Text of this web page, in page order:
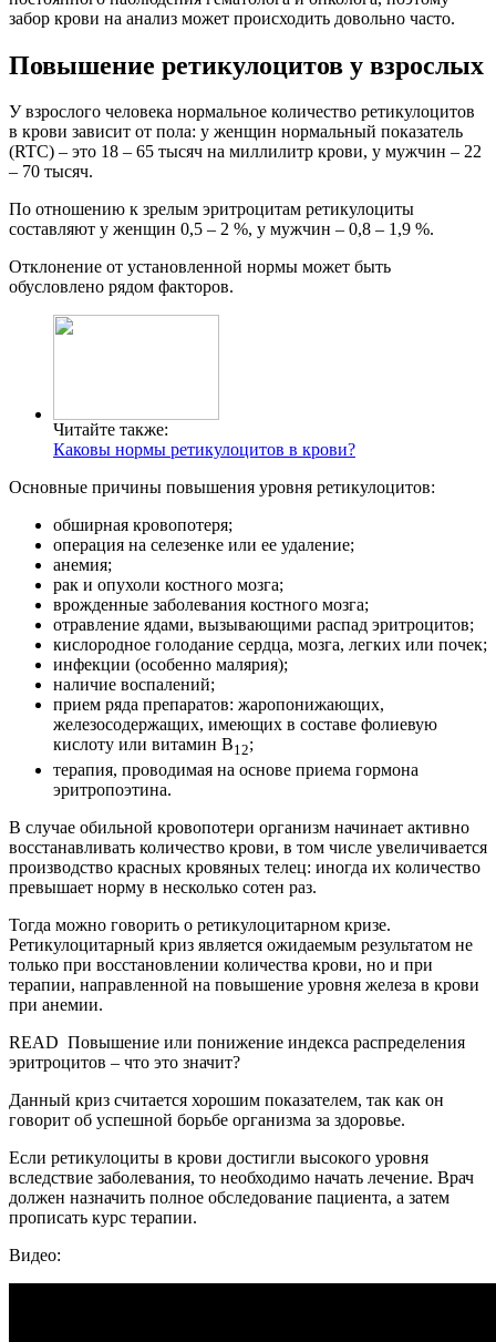
забор крови на анализ может происходить довольно часто.
Повышение ретикулоцитов у взрослых
У взрослого человека нормальное количество ретикулоцитов
в крови зависит от пола: у женщин нормальный показатель
(RTC) – это 18 – 65 тысяч на миллилитр крови, у мужчин – 22
– 70 тысяч.
По отношению к зрелым эритроцитам ретикулоциты
составляют у женщин 0,5 – 2 %, у мужчин – 0,8 – 1,9 %.
Отклонение от установленной нормы может быть
обусловлено рядом факторов.
Читайте также:
Каковы нормы ретикулоцитов в крови?
Основные причины повышения уровня ретикулоцитов:
обширная кровопотеря;
операция на селезенке или ее удаление;
анемия;
рак и опухоли костного мозга;
врожденные заболевания костного мозга;
отравление ядами, вызывающими распад эритроцитов;
кислородное голодание сердца, мозга, легких или почек;
инфекции (особенно малярия);
наличие воспалений;
прием ряда препаратов: жаропонижающих,
железосодержащих, имеющих в составе фолиевую
кислоту или витамин B12;
терапия, проводимая на основе приема гормона
эритропоэтина.
В случае обильной кровопотери организм начинает активно
восстанавливать количество крови, в том числе увеличивается
производство красных кровяных телец: иногда их количество
превышает норму в несколько сотен раз.
Тогда можно говорить о ретикулоцитарном кризе.
Ретикулоцитарный криз является ожидаемым результатом не
только при восстановлении количества крови, но и при
терапии, направленной на повышение уровня железа в крови
при анемии.
READ Повышение или понижение индекса распределения
эритроцитов – что это значит?
Данный криз считается хорошим показателем, так как он
говорит об успешной борьбе организма за здоровье.
Если ретикулоциты в крови достигли высокого уровня
вследствие заболевания, то необходимо начать лечение. Врач
должен назначить полное обследование пациента, а затем
прописать курс терапии.
Видео: